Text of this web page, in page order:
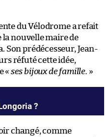
du Vélodrome a refait
la nouvelle maire de
Son prédécesseur, Jean-
réfuté cette idée,
« ses bijoux de famille. »
?
changé, comme